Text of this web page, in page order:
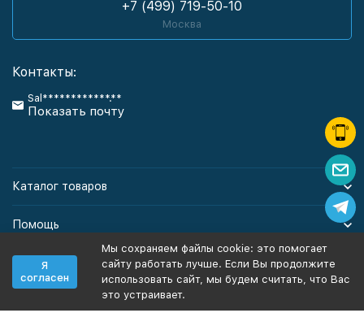
+7 (499) 719-50-10
Москва
Контакты:
Sal************.**
Показать почту
Каталог товаров
Помощь
Информация
Политика персональных данных Карта сайта
Я
согласен
Мы сохраняем файлы cookie: это помогает
сайту работать лучше. Если Вы продолжите
использовать сайт, мы будем считать, что Вас
это устраивает.